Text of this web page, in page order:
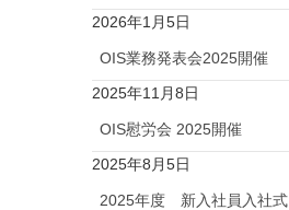
2026年1月5日
OIS業務発表会2025開催
2025年11月8日
OIS慰労会 2025開催
2025年8月5日
2025年度 新入社員入社式